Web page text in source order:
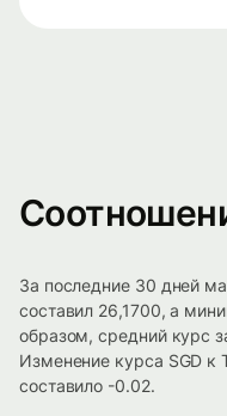
За последние 30 дней
составил 26,1700, а
образом, средний курс
Изменение курса SGD к
составило -0.02.